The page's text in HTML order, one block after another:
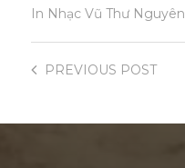
In Nhạc Vũ Thư Nguyên
PREVIOUS POST